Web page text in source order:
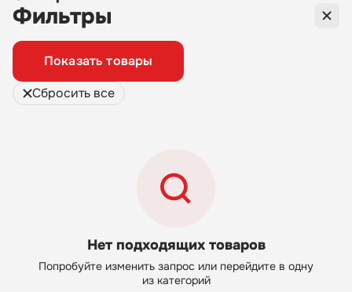
Фильтры
Показать товары
Сбросить все
Нет подходящих товаров
Попробуйте изменить запрос или перейдите в одну
из категорий